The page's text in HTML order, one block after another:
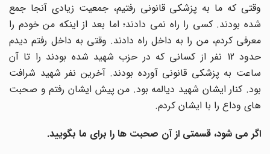
وقتی که ما به پزشکی قانونی رفتیم، جمعیت زیادی آنجا جمع
شده بودند. کسی را راه نمی دادند؛ اما بعد از اینکه من خودم را
معرفی کردم، من را به داخل راه دادند. وقتی به داخل رفتم دیدم
حدود 12 نفر از کسانی که در حزب شهید شده بودند را تا آن
ساعت به پزشکی قانونی آورده بودند. آخرین نفر شهید شرافت
بود. کنار ایشان شهید دیالمه بود. من پیش ایشان رفتم و صحبت
های وداع را با ایشان کردم.
اگر می شود، قسمتی از آن صحبت ها را برای ما بگویید.